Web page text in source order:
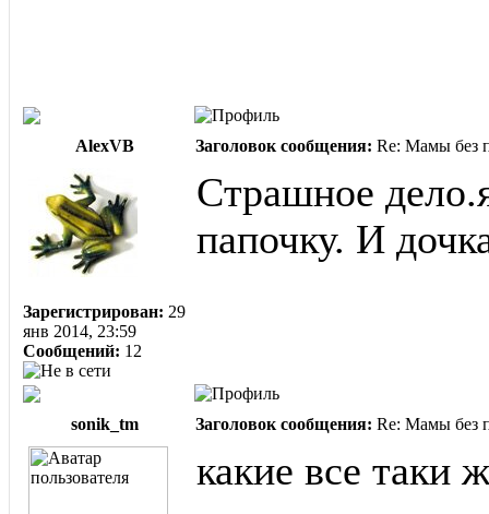
AlexVB Заголовок сообщения: Re: Мамы без
Зарегистрирован: 29
янв 2014, 23:59
Сообщений: 12
Страшное
папочку. И
sonik_tm Заголовок сообщения: Re: Мамы без
какие все